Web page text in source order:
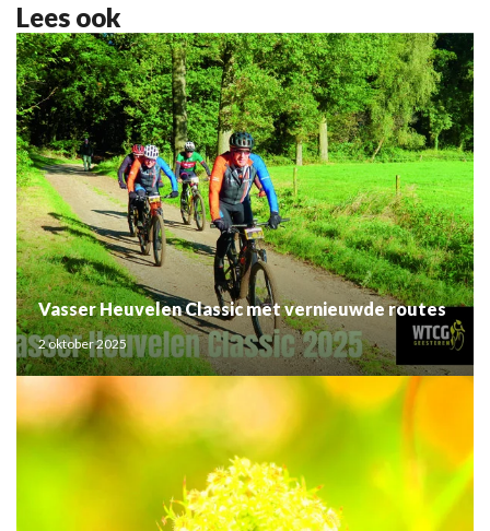
Lees ook
Vasser Heuvelen Classic met vernieuwde routes
2 oktober 2025